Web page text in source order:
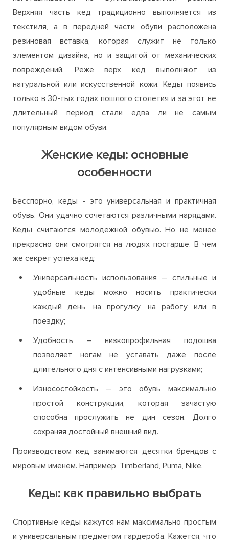
Верхняя часть кед традиционно выполняется из
текстиля, а в передней части обуви расположена
резиновая вставка, которая служит не только
элементом дизайна, но и защитой от механических
повреждений. Реже верх кед выполняют из
натуральной или искусственной кожи. Кеды появись
только в 30-тых годах пошлого столетия и за этот не
длительный период стали едва ли не самым
популярным видом обуви.
Женские кеды: основные
особенности
Бесспорно, кеды - это универсальная и практичная
обувь. Они удачно сочетаются различными нарядами.
Кеды считаются молодежной обувью. Но не менее
прекрасно они смотрятся на людях постарше. В чем
же секрет успеха кед:
Универсальность использования – стильные и
удобные кеды можно носить практически
каждый день, на прогулку, на работу или в
поездку;
Удобность – низкопрофильная подошва
позволяет ногам не уставать даже после
длительного дня с интенсивными нагрузками;
Износостойкость – это обувь максимально
простой конструкции, которая зачастую
способна прослужить не дин сезон. Долго
сохраняя достойный внешний вид.
Производством кед занимаются десятки брендов с
мировым именем. Например, Timberland, Puma, Nike.
Кеды: как правильно выбрать
Спортивные кеды кажутся нам максимально простым
и универсальным предметом гардероба. Кажется, что